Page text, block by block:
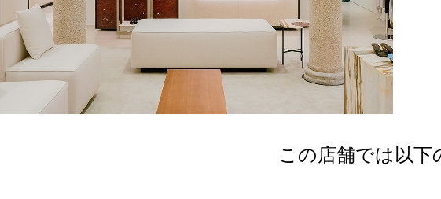
この店舗では以